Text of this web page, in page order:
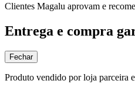
Clientes Magalu aprovam e
Entrega e compra
Fechar
Produto vendido por loja parceira